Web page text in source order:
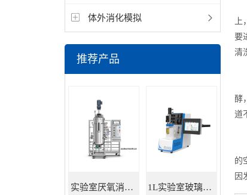
体外消化模拟
推荐产品
实验室厌氧消化罐 餐厨垃圾沼气发酵 1L实验室玻璃发酵罐
要
清
酵
道
的
因